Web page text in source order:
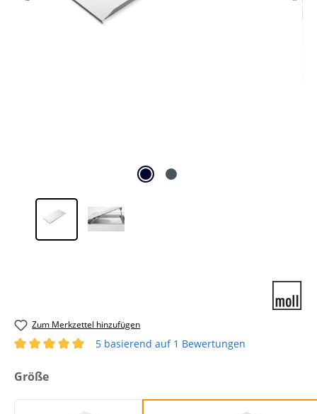
Zum Merkzettel hinzufügen
5 basierend auf 1 Bewertungen
auswählen
Größe